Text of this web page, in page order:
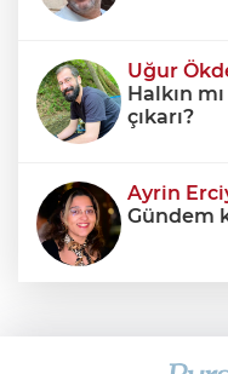
Uğur
Halkın
çıkarı?
Ayrin
Gündem
doğa ve